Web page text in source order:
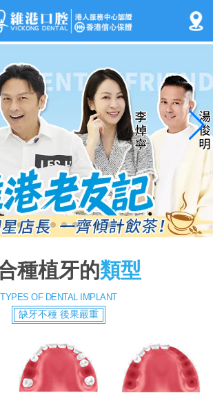
種植牙的類型
TYPES OF DENTAL IMPLANT
缺牙不種 後果嚴重